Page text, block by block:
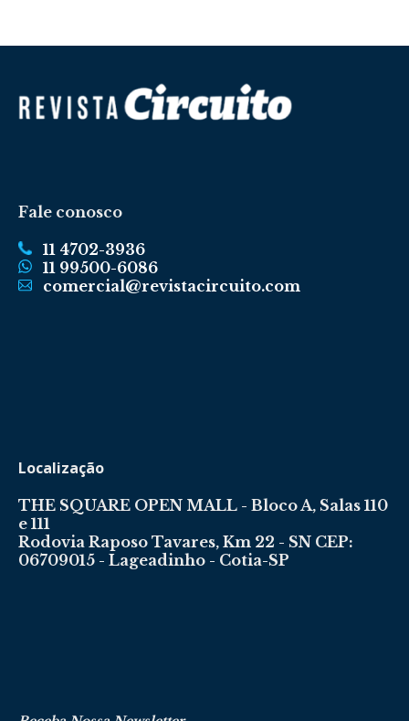
Fale conosco
11 4702-3936
11 99500-6086
comercial@revistacircuito.com
Localização
THE SQUARE OPEN MALL - Bloco A, Salas 110
e 111
Rodovia Raposo Tavares, Km 22 - SN CEP:
06709015 - Lageadinho - Cotia-SP